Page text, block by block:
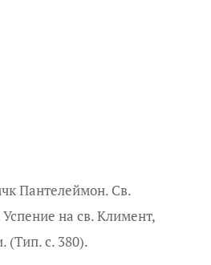
Пантелеймон. Св.
на св. Климент,
(Тип. с. 380).